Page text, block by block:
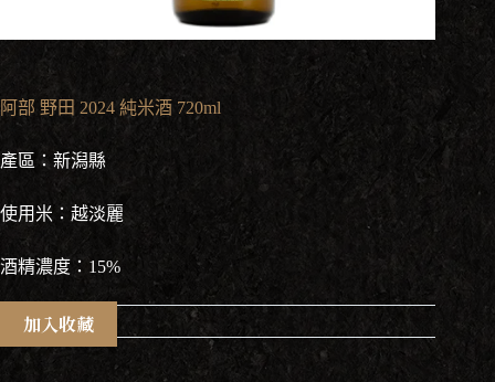
阿部 野田 2024 純米酒 720ml
產區：新潟縣
使用米：越淡麗
酒精濃度：15%
加入收藏